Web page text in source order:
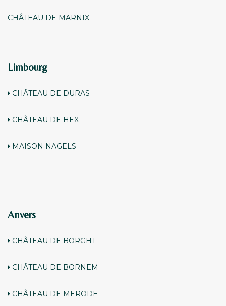
CHÂTEAU DE MARNIX
Limbourg
CHÂTEAU DE DURAS
CHÂTEAU DE HEX
MAISON NAGELS
Anvers
CHÂTEAU DE BORGHT
CHÂTEAU DE BORNEM
CHÂTEAU DE MERODE